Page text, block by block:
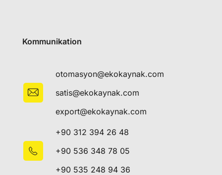
Kommunikation
otomasyon@ekokaynak.com
satis@ekokaynak.com
export@ekokaynak.com
+90 312 394 26 48
+90 536 348 78 05
+90 535 248 94 36